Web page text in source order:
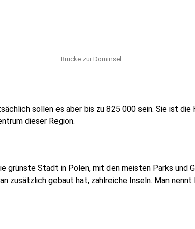
Brücke zur Dominsel
sollen es aber bis zu 825 000 sein. Sie ist
dieser Region.
Stadt in Polen, mit den meisten Parks und
zusätzlich gebaut hat, zahlreiche Inseln. Man nennt